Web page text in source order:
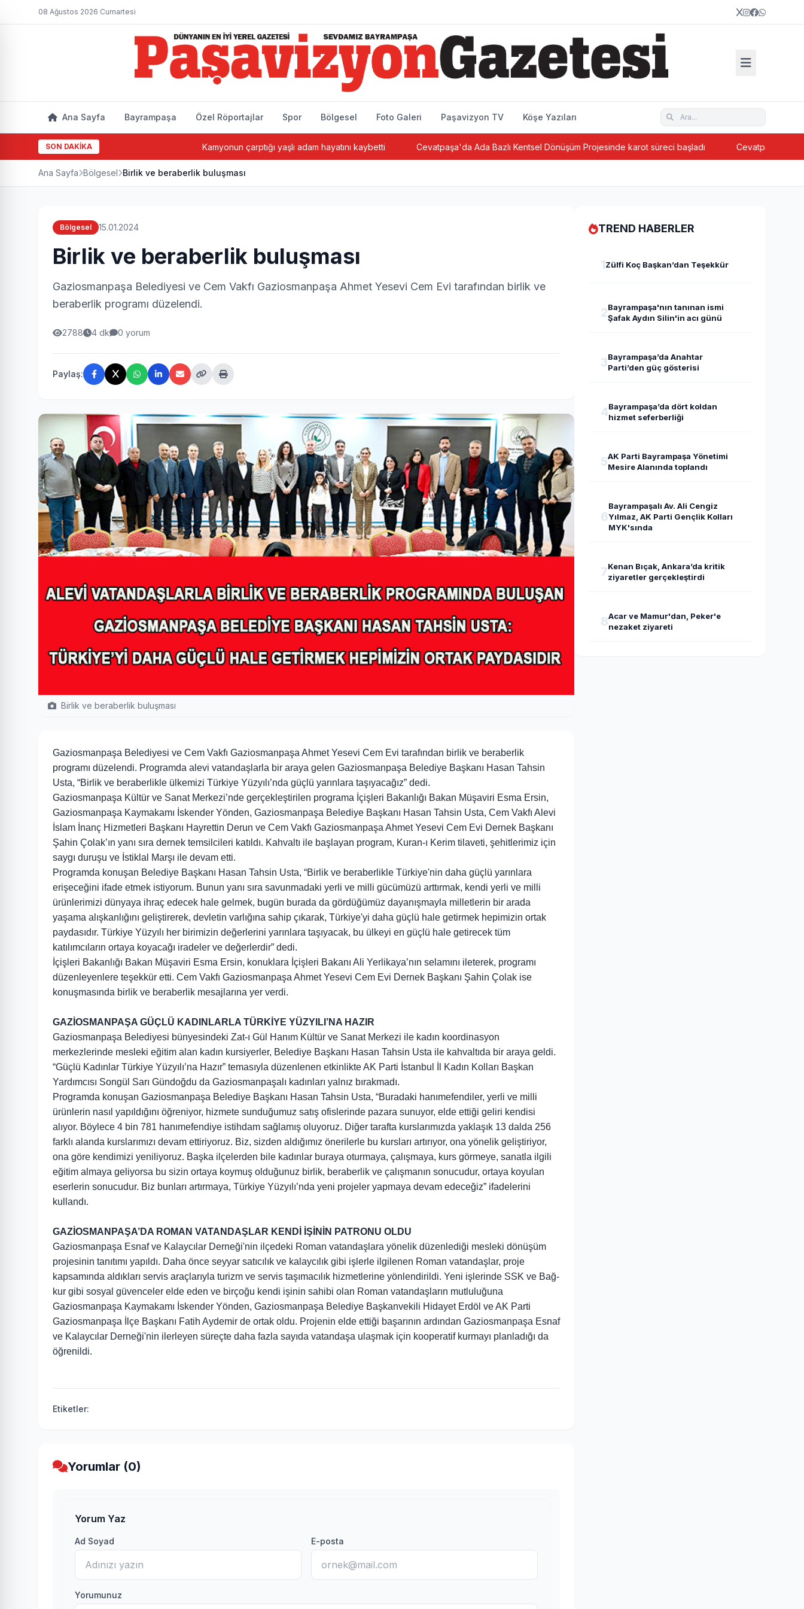
08 Ağustos 2026 Cumartesi
Ana Sayfa Bayrampaşa Özel Röportajlar Spor Bölgesel Foto Galeri Paşavizyon TV Köşe Yazıları
SON DAKİKA Kamyonun çarptığı yaşlı adam hayatını kaybetti Cevatpaşa'da Ada Bazlı Kentsel Dönüşüm Projesinde karot süreci başladı Cevatpaşa’da ada bazlı
Ana Sayfa Bölgesel Birlik ve beraberlik buluşması
Bölgesel 15.01.2024
Birlik ve beraberlik buluşması
Gaziosmanpaşa Belediyesi ve Cem Vakfı Gaziosmanpaşa Ahmet Yesevi Cem Evi tarafından birlik ve
beraberlik programı düzelendi.
2788 4 dk 0 yorum
Paylaş:
Birlik ve beraberlik buluşması
Gaziosmanpaşa Belediyesi ve Cem Vakfı Gaziosmanpaşa Ahmet Yesevi Cem Evi tarafından birlik ve beraberlik
programı düzelendi. Programda alevi vatandaşlarla bir araya gelen Gaziosmanpaşa Belediye Başkanı Hasan Tahsin
Usta, “Birlik ve beraberlikle ülkemizi Türkiye Yüzyılı’nda güçlü yarınlara taşıyacağız” dedi.
Gaziosmanpaşa Kültür ve Sanat Merkezi’nde gerçekleştirilen programa İçişleri Bakanlığı Bakan Müşaviri Esma Ersin,
Gaziosmanpaşa Kaymakamı İskender Yönden, Gaziosmanpaşa Belediye Başkanı Hasan Tahsin Usta, Cem Vakfı Alevi
İslam İnanç Hizmetleri Başkanı Hayrettin Derun ve Cem Vakfı Gaziosmanpaşa Ahmet Yesevi Cem Evi Dernek Başkanı
Şahin Çolak’ın yanı sıra dernek temsilcileri katıldı. Kahvaltı ile başlayan program, Kuran-ı Kerim tilaveti, şehitlerimiz için
saygı duruşu ve İstiklal Marşı ile devam etti.
Programda konuşan Belediye Başkanı Hasan Tahsin Usta, “Birlik ve beraberlikle Türkiye'nin daha güçlü yarınlara
erişeceğini ifade etmek istiyorum. Bunun yanı sıra savunmadaki yerli ve milli gücümüzü arttırmak, kendi yerli ve milli
ürünlerimizi dünyaya ihraç edecek hale gelmek, bugün burada da gördüğümüz dayanışmayla milletlerin bir arada
yaşama alışkanlığını geliştirerek, devletin varlığına sahip çıkarak, Türkiye'yi daha güçlü hale getirmek hepimizin ortak
paydasıdır. Türkiye Yüzyılı her birimizin değerlerini yarınlara taşıyacak, bu ülkeyi en güçlü hale getirecek tüm
katılımcıların ortaya koyacağı iradeler ve değerlerdir” dedi.
İçişleri Bakanlığı Bakan Müşaviri Esma Ersin, konuklara İçişleri Bakanı Ali Yerlikaya’nın selamını ileterek, programı
düzenleyenlere teşekkür etti. Cem Vakfı Gaziosmanpaşa Ahmet Yesevi Cem Evi Dernek Başkanı Şahin Çolak ise
konuşmasında birlik ve beraberlik mesajlarına yer verdi.
GAZİOSMANPAŞA GÜÇLÜ KADINLARLA TÜRKİYE YÜZYILI’NA HAZIR
Gaziosmanpaşa Belediyesi bünyesindeki Zat-ı Gül Hanım Kültür ve Sanat Merkezi ile kadın koordinasyon
merkezlerinde mesleki eğitim alan kadın kursiyerler, Belediye Başkanı Hasan Tahsin Usta ile kahvaltıda bir araya geldi.
“Güçlü Kadınlar Türkiye Yüzyılı’na Hazır” temasıyla düzenlenen etkinlikte AK Parti İstanbul İl Kadın Kolları Başkan
Yardımcısı Songül Sarı Gündoğdu da Gaziosmanpaşalı kadınları yalnız bırakmadı.
Programda konuşan Gaziosmanpaşa Belediye Başkanı Hasan Tahsin Usta, “Buradaki hanımefendiler, yerli ve milli
ürünlerin nasıl yapıldığını öğreniyor, hizmete sunduğumuz satış ofislerinde pazara sunuyor, elde ettiği geliri kendisi
alıyor. Böylece 4 bin 781 hanımefendiye istihdam sağlamış oluyoruz. Diğer tarafta kurslarımızda yaklaşık 13 dalda 256
farklı alanda kurslarımızı devam ettiriyoruz. Biz, sizden aldığımız önerilerle bu kursları artırıyor, ona yönelik geliştiriyor,
ona göre kendimizi yeniliyoruz. Başka ilçelerden bile kadınlar buraya oturmaya, çalışmaya, kurs görmeye, sanatla ilgili
eğitim almaya geliyorsa bu sizin ortaya koymuş olduğunuz birlik, beraberlik ve çalışmanın sonucudur, ortaya koyulan
eserlerin sonucudur. Biz bunları artırmaya, Türkiye Yüzyılı’nda yeni projeler yapmaya devam edeceğiz” ifadelerini
kullandı.
GAZİOSMANPAŞA’DA ROMAN VATANDAŞLAR KENDİ İŞİNİN PATRONU OLDU
Gaziosmanpaşa Esnaf ve Kalaycılar Derneği'nin ilçedeki Roman vatandaşlara yönelik düzenlediği mesleki dönüşüm
projesinin tanıtımı yapıldı. Daha önce seyyar satıcılık ve kalaycılık gibi işlerle ilgilenen Roman vatandaşlar, proje
kapsamında aldıkları servis araçlarıyla turizm ve servis taşımacılık hizmetlerine yönlendirildi. Yeni işlerinde SSK ve Bağ-
kur gibi sosyal güvenceler elde eden ve birçoğu kendi işinin sahibi olan Roman vatandaşların mutluluğuna
Gaziosmanpaşa Kaymakamı İskender Yönden, Gaziosmanpaşa Belediye Başkanvekili Hidayet Erdöl ve AK Parti
Gaziosmanpaşa İlçe Başkanı Fatih Aydemir de ortak oldu. Projenin elde ettiği başarının ardından Gaziosmanpaşa Esnaf
ve Kalaycılar Derneği'nin ilerleyen süreçte daha fazla sayıda vatandaşa ulaşmak için kooperatif kurmayı planladığı da
öğrenildi.
Etiketler:
Yorumlar (0)
Yorum Yaz
Ad Soyad E-posta
Yorumunuz
TREND HABERLER
1Zülfi Koç Başkan’dan Teşekkür
2Bayrampaşa'nın tanınan ismi
Şafak Aydın Silin'in acı günü
3Bayrampaşa’da Anahtar
Parti’den güç gösterisi
4Bayrampaşa’da dört koldan
hizmet seferberliği
5AK Parti Bayrampaşa Yönetimi
Mesire Alanında toplandı
6
Bayrampaşalı Av. Ali Cengiz
Yılmaz, AK Parti Gençlik Kolları
MYK'sında
7Kenan Bıçak, Ankara’da kritik
ziyaretler gerçekleştirdi
8Acar ve Mamur'dan, Peker'e
nezaket ziyareti